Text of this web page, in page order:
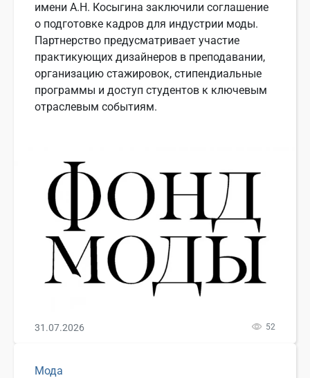
имени А.Н. Косыгина заключили соглашение
о подготовке кадров для индустрии моды.
Партнерство предусматривает участие
практикующих дизайнеров в преподавании,
организацию стажировок, стипендиальные
программы и доступ студентов к ключевым
отраслевым событиям.
31.07.2026 52
Мода